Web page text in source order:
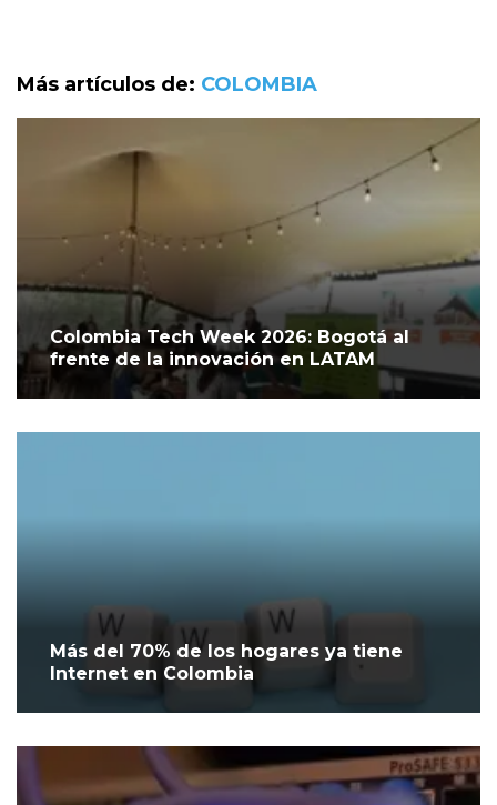
Más artículos de: COLOMBIA
Colombia Tech Week 2026: Bogotá al
frente de la innovación en LATAM
Más del 70% de los hogares ya tiene
Internet en Colombia